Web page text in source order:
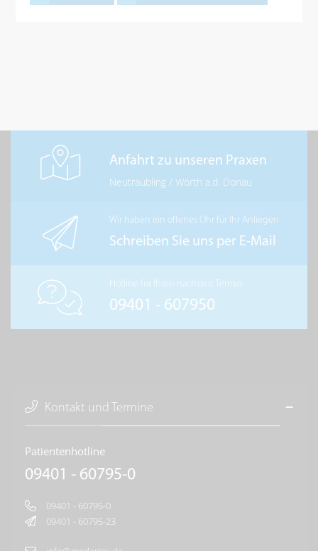
Anfahrt zu unseren Praxen
Neutraubling /Wörth a.d. Donau
Wir haben ein offenes Ohr für Ihr Anliegen
Schreiben Sie uns per E-Mail
Hotline für Ihren nächsten Termin
09401 - 607950
Kontakt und Termine
Patientenhotline
09401 - 60795-0
09401 - 60795-0
09401 - 60795-23